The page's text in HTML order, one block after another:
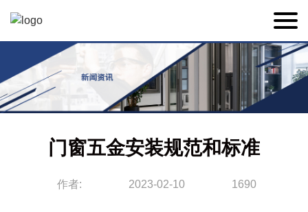
门窗五金安装规范和标准
作者: 2023-02-10 1690